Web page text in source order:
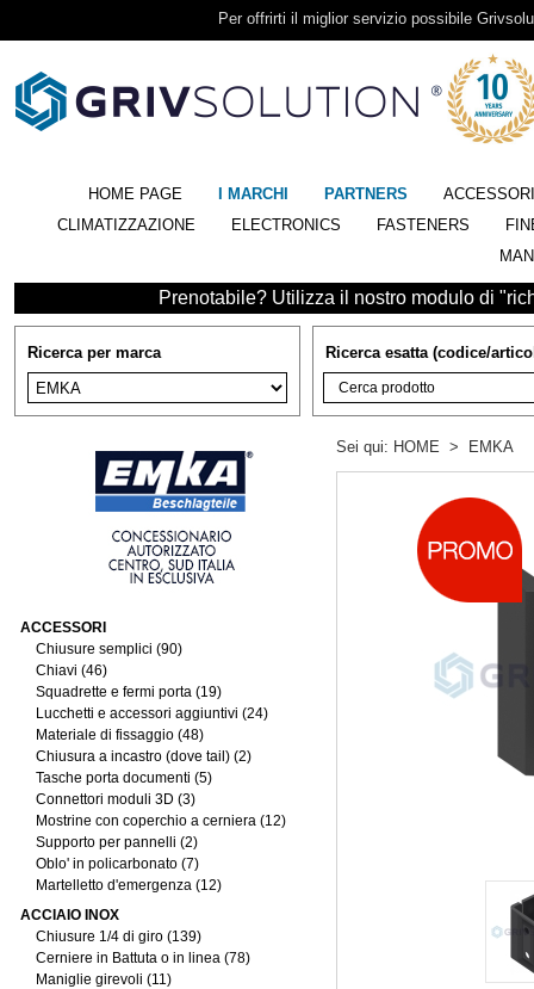
Per offrirti il miglior servizio possibile
HOME PAGE I MARCHI PARTNERS
ACCESSORI
CLIMATIZZAZIONE
ELECTRONICS FASTENERS
Prenotabile? Utilizza il nostro modulo di
Ricerca per marca Ricerca esatta (codice/
ACCESSORI
Chiusure semplici (90)
Chiavi (46)
Squadrette e fermi porta (19)
Lucchetti e accessori aggiuntivi (24)
Materiale di fissaggio (48)
Chiusura a incastro (dove tail) (2)
Tasche porta documenti (5)
Connettori moduli 3D (3)
Mostrine con coperchio a cerniera (12)
Supporto per pannelli (2)
Oblo' in policarbonato (7)
Martelletto d'emergenza (12)
ACCIAIO INOX
Chiusure 1/4 di giro (139)
Cerniere in Battuta o in linea (78)
Maniglie girevoli (11)
Sei qui: HOME > EMKA